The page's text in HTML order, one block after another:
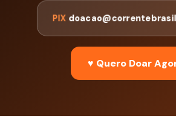
PIX
♥ Quero Doar